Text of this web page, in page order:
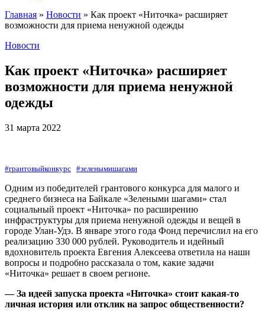
Главная » Новости » Как проект «Ниточка» расширяет
возможности для приема ненужной одежды
Новости
Как проект «Ниточка» расширяет
возможности для приема ненужной
одежды
31 марта 2022
#грантовыйконкурс #зеленымишагами
Одним из победителей грантового конкурса для малого и
среднего бизнеса на Байкале «Зелеными шагами» стал
социальный проект «Ниточка» по расширению
инфраструктуры для приема ненужной одежды и вещей в
городе Улан-Удэ. В январе этого года Фонд перечислил на его
реализацию 330 000 рублей. Руководитель и идейный
вдохновитель проекта Евгения Алексеева ответила на наши
вопросы и подробно рассказала о том, какие задачи
«Ниточка» решает в своем регионе.
— За идеей запуска проекта «Ниточка» стоит какая-то
личная история или отклик на запрос общественности?